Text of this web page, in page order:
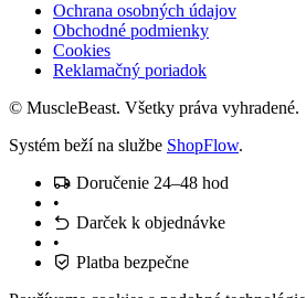
Ochrana osobných údajov
Obchodné podmienky
Cookies
Reklamačný poriadok
© MuscleBeast. Všetky práva vyhradené.
Systém beží na službe ShopFlow.
Doručenie 24–48 hod
•
Darček k objednávke
•
Platba bezpečne